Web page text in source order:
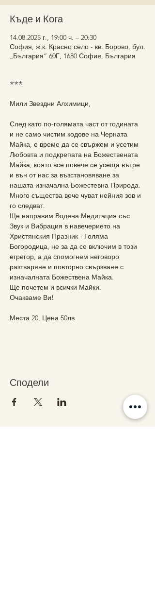
Къде и Кога
14.08.2025 г., 19:00 ч. – 20:30
София, ж.к. Красно село - кв. Борово, бул.
„България“ 60Г, 1680 София, България
***
Мили Звездни Алхимици,
След като по-голямата част от годината
и не само чистим кодове на Черната
Майка, е време да се свържем и усетим
Любовта и подкрепата на Божествената
Майка, която все повече се усеща вътре
и вън от нас за възстановяване за
нашата изначална Божестевна Природа.
Много същества вече чуват нейния зов и
го следват.
Ще направим Водена Медитация със
Звук и Вибрация в навечерието на
Христянския Празник - Голяма
Богородица, не за да се включим в този
егрегор, а да спомогнем неговоро
разтваряне и повторно свързване с
изначалната Божествена Майка.
Ще почетем и всички Майки.
Очакваме Ви!
Места 20, Цена 50лв
Сподели